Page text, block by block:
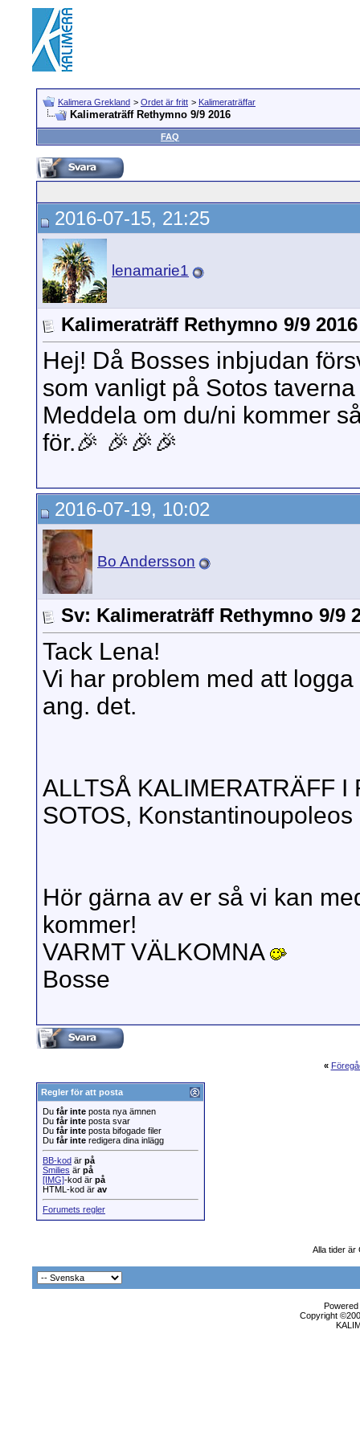
Kalimera Grekland > Ordet är fritt > Kalimeraträffar
Kalimeraträff Rethymno 9/9 2016
FAQ
2016-07-15, 21:25
lenamarie1
Kalimeraträff Rethymno 9/9 2016
Hej! Då Bosses inbjudan
som vanligt på Sotos
Meddela om du/ni kommer
för.🎉 🎉🎉🎉
2016-07-19, 10:02
Bo Andersson
Sv: Kalimeraträff Rethymno 9/9
Tack Lena!
Vi har problem med att
ang. det.
ALLTSÅ KALIMERATRÄFF
SOTOS,
Hör gärna av er så vi kan
kommer!
VARMT VÄLKOMNA
Bosse
«
Regler för att posta
Du får inte posta nya ämnen
Du får inte posta svar
Du får inte posta bifogade filer
Du får inte redigera dina inlägg
BB-kod är på
Smilies är på
[IMG]-kod är på
HTML-kod är av
Forumets regler
Alla tider är
Copyright